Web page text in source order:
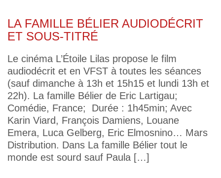
LA FAMILLE BÉLIER AUDIODÉCRIT
ET SOUS-TITRÉ
Le cinéma L’Étoile Lilas propose le film
audiodécrit et en VFST à toutes les séances
(sauf dimanche à 13h et 15h15 et lundi 13h et
22h). La famille Bélier de Eric Lartigau;
Comédie, France; Durée : 1h45min; Avec
Karin Viard, François Damiens, Louane
Emera, Luca Gelberg, Eric Elmosnino… Mars
Distribution. Dans La famille Bélier tout le
monde est sourd sauf Paula […]